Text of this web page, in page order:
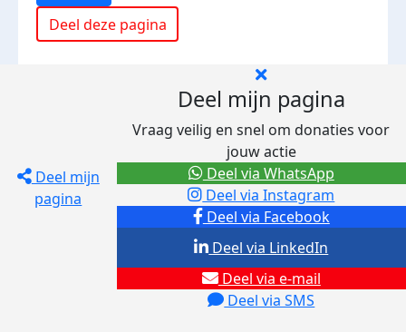
Deel deze pagina
Deel mijn
pagina
Deel mijn pagina
Vraag veilig en snel om donaties voor
jouw actie
Deel via Facebook
Deel via Instagram
Deel via e-mail
Deel via SMS
Deel via LinkedIn
Deel via WhatsApp